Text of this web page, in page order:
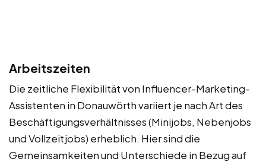
Arbeitszeiten
Die zeitliche Flexibilität von Influencer-Marketing-
Assistenten in Donauwörth variiert je nach Art des
Beschäftigungsverhältnisses (Minijobs, Nebenjobs
und Vollzeitjobs) erheblich. Hier sind die
Gemeinsamkeiten und Unterschiede in Bezug auf